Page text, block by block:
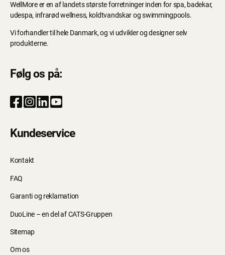
WellMore er en af landets største forretninger inden for spa, badekar,
udespa, infrarød wellness, koldtvandskar og swimmingpools.
Vi forhandler til hele Danmark, og vi udvikler og designer selv
produkterne.
Følg os på:
Kundeservice
Kontakt
FAQ
Garanti og reklamation
DuoLine – en del af CATS-Gruppen
Sitemap
Om os